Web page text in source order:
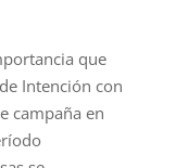
que
Intención con
campaña en